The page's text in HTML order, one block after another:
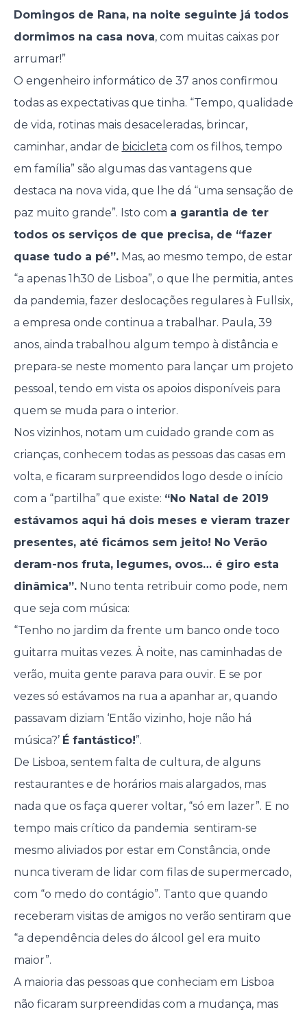
Domingos de Rana, na noite seguinte já todos
dormimos na casa nova, com muitas caixas por
arrumar!”
O engenheiro informático de 37 anos confirmou
todas as expectativas que tinha. “Tempo, qualidade
de vida, rotinas mais desaceleradas, brincar,
caminhar, andar de bicicleta com os filhos, tempo
em família” são algumas das vantagens que
destaca na nova vida, que lhe dá “uma sensação de
paz muito grande”. Isto com a garantia de ter
todos os serviços de que precisa, de “fazer
quase tudo a pé”.Mas, ao mesmo tempo, de estar
“a apenas 1h30 de Lisboa”, o que lhe permitia, antes
da pandemia, fazer deslocações regulares à Fullsix,
a empresa onde continua a trabalhar. Paula, 39
anos, ainda trabalhou algum tempo à distância e
prepara-se neste momento para lançar um projeto
pessoal, tendo em vista os apoios disponíveis para
quem se muda para o interior.
Nos vizinhos, notam um cuidado grande com as
crianças, conhecem todas as pessoas das casas em
volta, e ficaram surpreendidos logo desde o início
com a “partilha” que existe: “No Natal de 2019
estávamos aqui há dois meses e vieram trazer
presentes, até ficámos sem jeito! No Verão
deram-nos fruta, legumes, ovos… é giro esta
dinâmica”.Nuno tenta retribuir como pode, nem
que seja com música:
“Tenho no jardim da frente um banco onde toco
guitarra muitas vezes. À noite, nas caminhadas de
verão, muita gente parava para ouvir. E se por
vezes só estávamos na rua a apanhar ar, quando
passavam diziam ‘Então vizinho, hoje não há
música?’ É fantástico!”.
De Lisboa, sentem falta de cultura, de alguns
restaurantes e de horários mais alargados, mas
nada que os faça querer voltar, “só em lazer”. E no
tempo mais crítico da pandemia sentiram-se
mesmo aliviados por estar em Constância, onde
nunca tiveram de lidar com filas de supermercado,
com “o medo do contágio”. Tanto que quando
receberam visitas de amigos no verão sentiram que
“a dependência deles do álcool gel era muito
maior”.
A maioria das pessoas que conheciam em Lisboa
não ficaram surpreendidas com a mudança, mas